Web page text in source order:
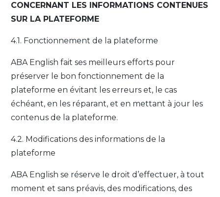
CONCERNANT LES INFORMATIONS CONTENUES
SUR LA PLATEFORME
4.1. Fonctionnement de la plateforme
ABA English fait ses meilleurs efforts pour
préserver le bon fonctionnement de la
plateforme en évitant les erreurs et, le cas
échéant, en les réparant, et en mettant à jour les
contenus de la plateforme.
4.2. Modifications des informations de la
plateforme
ABA English se réserve le droit d’effectuer, à tout
moment et sans préavis, des modifications, des